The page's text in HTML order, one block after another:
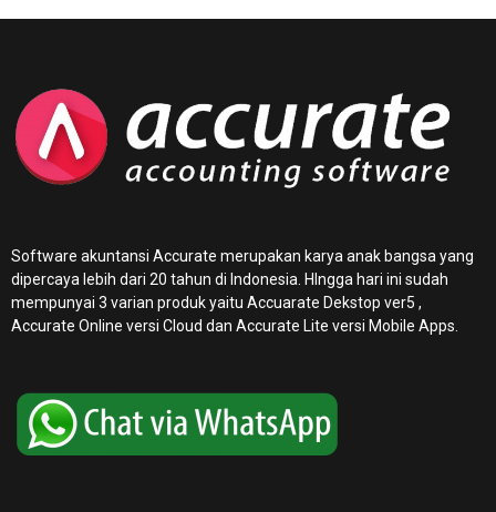
Software akuntansi Accurate merupakan karya anak bangsa yang
dipercaya lebih dari 20 tahun di Indonesia. HIngga hari ini sudah
mempunyai 3 varian produk yaitu Accuarate Dekstop ver5 ,
Accurate Online versi Cloud dan Accurate Lite versi Mobile Apps.